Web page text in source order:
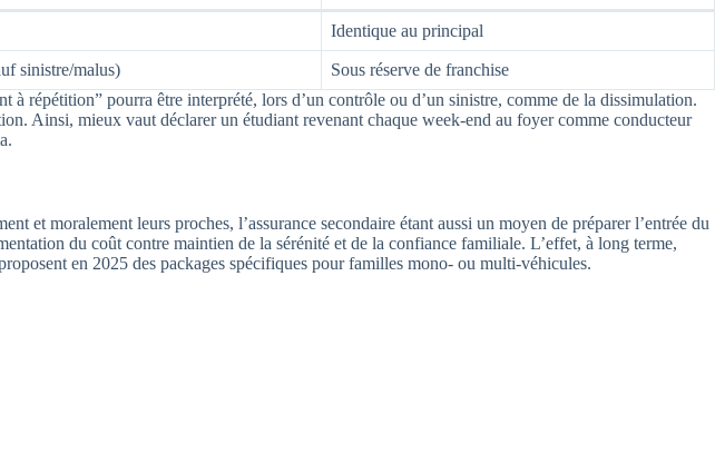
Identique au principal
sinistre/malus)
Sous réserve de franchise
répétition” pourra être interprété, lors d’un contrôle ou d’un sinistre, comme de la dissimulation.
Ainsi, mieux vaut déclarer un étudiant revenant chaque week-end au foyer comme conducteur
et moralement leurs proches, l’assurance secondaire étant aussi un moyen de préparer l’entrée du
du coût contre maintien de la sérénité et de la confiance familiale. L’effet, à long terme,
en 2025 des packages spécifiques pour familles mono- ou multi-véhicules.